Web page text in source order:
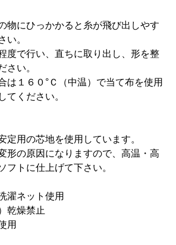
物にひっかかると糸が飛び出しやす
い。
度で行い、直ちに取り出し、形を整
さい。
は１６０°Ｃ（中温）で当て布を使用
てください。
定用の芯地を使用しています。
形の原因になりますので、高温・高
フトに仕上げて下さい。
濯ネット使用
乾燥禁止
用